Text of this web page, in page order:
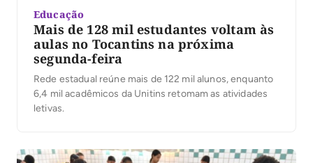
Educação
Mais de 128 mil estudantes voltam às
aulas no Tocantins na próxima
segunda-feira
Rede estadual reúne mais de 122 mil alunos, enquanto
6,4 mil acadêmicos da Unitins retomam as atividades
letivas.